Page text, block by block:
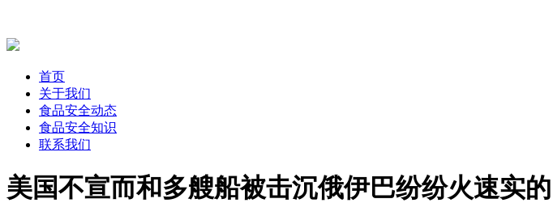
首页
关于我们
食品安全动态
食品安全知识
联系我们
美国不宣而和多艘船被击沉俄伊巴纷纷火速实的